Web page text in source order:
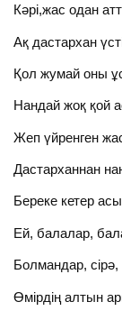
Кәрі,жас одан
Ақ дастархан
Қол жумай оны
Нандай жоқ қой
Жеп үйренген
Дастарханнан
Береке кетер
Ей, балалар,
Болмандар, сірә,
Өмірдің алтын